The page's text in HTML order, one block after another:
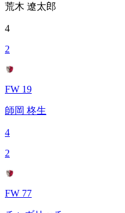
荒木 遼太郎
4
2
FW 19
師岡 柊生
4
2
FW 77